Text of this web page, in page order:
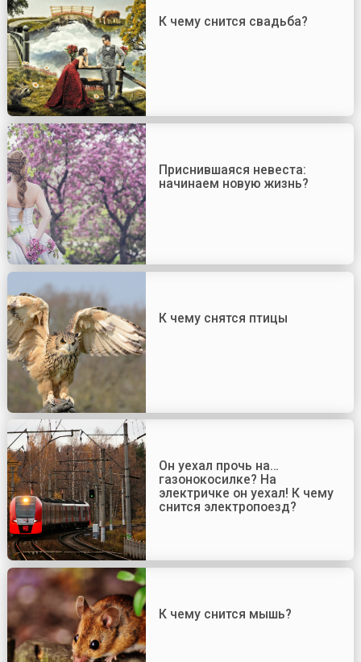
К чему снится свадьба?
Приснившаяся невеста:
начинаем новую жизнь?
К чему снятся птицы
Он уехал прочь на…
газонокосилке? На
электричке он уехал! К чему
снится электропоезд?
К чему снится мышь?